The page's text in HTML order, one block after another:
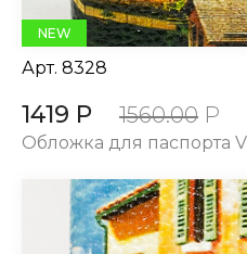
NEW
Арт. 8328
1419 Р 1560.00 Р
Обложка для паспорта